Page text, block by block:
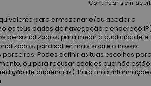
CorTan
para armazenar e/ou aceder a
os teus dados de navegação e endereço IP)
personalizados; para medir a publicidade e
para saber mais sobre o nosso
Podes definir as tuas escolhas para
ou para recusar cookies que não estão
de audiências). Para mais
Continuar sem